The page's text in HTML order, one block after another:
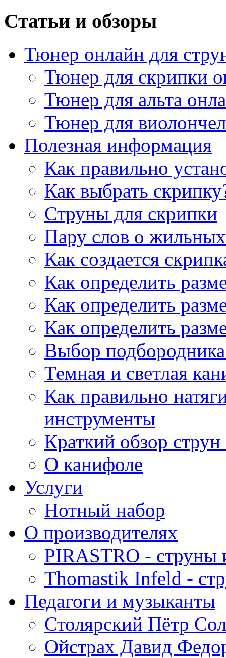
Статьи и обзоры
Тюнер онлайн для
Тюнер для скрипки
Тюнер для альта
Тюнер для
Полезная информация
Как правильно
Как выбрать
Струны для скрипки
Пару слов о
Как создается
Как определить
Как определить
Как определить
Выбор
Темная и светлая
Как правильно
инструменты
Краткий обзор
О канифоле
Услуги
Нотный набор
О производителях
PIRASTRO - струны
Thomastik Infeld -
Педагоги и музыканты
Столярский Пётр
Ойстрах Давид